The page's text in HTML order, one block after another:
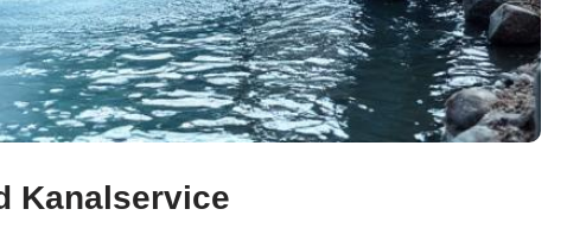
Notdienst 24, Rohr- und Kanalsanierung, TV-Kamera-
Kanalservice